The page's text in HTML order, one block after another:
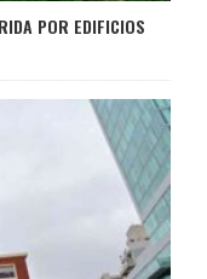
POR EDIFICIOS